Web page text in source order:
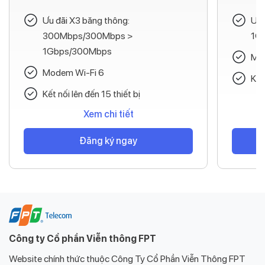
Ưu đãi X3 băng thông:
300Mbps/300Mbps >
1Gbps/300Mbps
Modem Wi-Fi 6
Kết nối lên đến 15 thiết bị
Xem chi tiết
Đăng ký ngay
Ưu
Công ty Cổ phần Viễn thông FPT
Website chính thức thuộc Công Ty Cổ Phần Viễn Thông FPT